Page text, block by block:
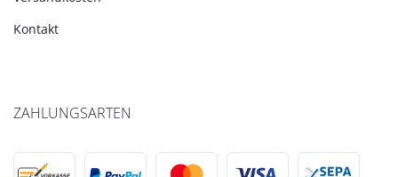
Kontakt
ZAHLUNGSARTEN